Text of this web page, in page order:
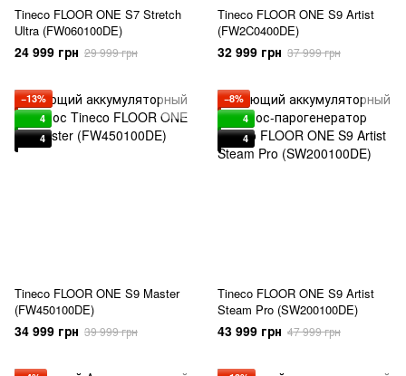
Tineco FLOOR ONE S7 Stretch
Ultra (FW060100DE)
24 999 грн 29 999 грн
Tineco FLOOR ONE S9 Artist
(FW2C0400DE)
32 999 грн 37 999 грн
−13%
4
4
Tineco FLOOR ONE S9 Master
(FW450100DE)
34 999 грн 39 999 грн
−8%
4
4
Tineco FLOOR ONE S9 Artist
Steam Pro (SW200100DE)
43 999 грн 47 999 грн